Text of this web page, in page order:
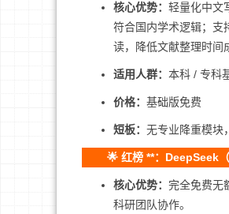
核心优势： 轻量化中文
符合国内学术逻辑；支
读，降低文献整理时间
适用人群： 本科 / 专科
价格： 基础版免费
短板： 无专业降重模块
🌟 红榜 **：
核心优势： 完全免费无
科研团队协作。